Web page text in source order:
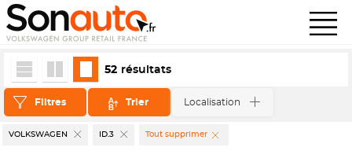
VOLKSWAGEN ID.3 Tout supprimer
Filtres Trier Localisation
52 résultats